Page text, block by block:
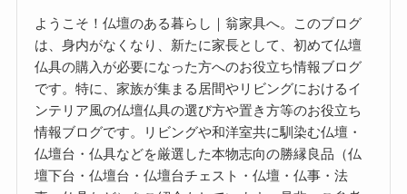
ようこそ！仏壇のある暮らし｜翁家具へ。このブログ
は、身内がなくなり、新たに家長として、初めて仏壇
仏具の購入が必要になった方へのお役立ち情報ブログ
です。特に、家族が集まる居間やリビングにおけるイ
ンテリア風の仏壇仏具の選び方や置き方等のお役立ち
情報ブログです。リビングや和洋室共に馴染む仏壇・
仏壇台・仏具などを厳選した本物志向の勝縁良品（仏
壇下台・仏壇台・仏壇台チェスト・仏壇・仏事・法